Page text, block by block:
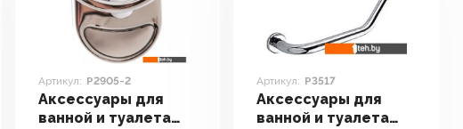
Артикул: P2905-2
Аксессуары для
ванной и туалета
Артикул: P3517
Аксессуары для
ванной и туалета